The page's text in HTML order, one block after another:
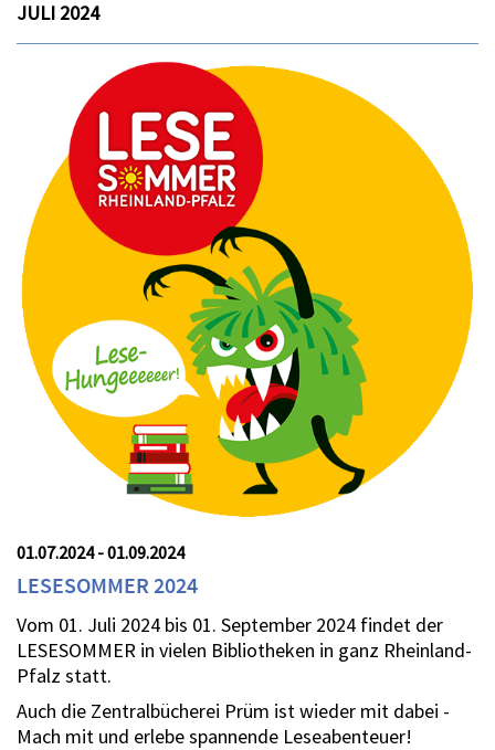
JULI 2024
01.07.2024 - 01.09.2024
LESESOMMER 2024
Vom 01. Juli 2024 bis 01. September 2024 findet der
LESESOMMER in vielen Bibliotheken in ganz Rheinland-
Pfalz statt.
Auch die Zentralbücherei Prüm ist wieder mit dabei -
Mach mit und erlebe spannende Leseabenteuer!